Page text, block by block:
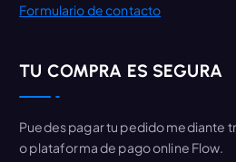
Formulario de contacto
TU COMPRA ES SEGURA
Puedes pagar tu pedido mediante
o plataforma de pago online Flow.